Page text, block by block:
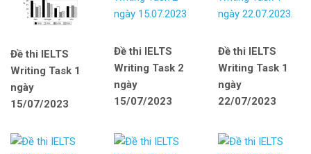
Đề thi IELTS
Writing Task 1
ngày
15/07/2023
Đề thi IELTS
Writing Task 2
ngày
15/07/2023
Đề thi IELTS
Writing Task 1
ngày
22/07/2023